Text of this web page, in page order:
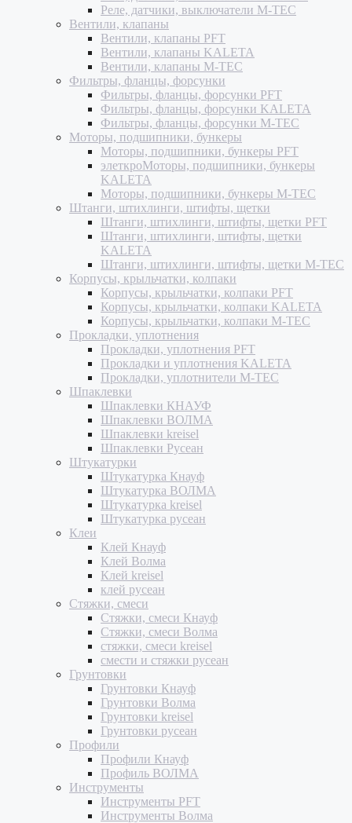
Реле, датчики, выключатели M-TEC
Вентили, клапаны
Вентили, клапаны PFT
Вентили, клапаны KALETA
Вентили, клапаны M-TEC
Фильтры, фланцы, форсунки
Фильтры, фланцы, форсунки PFT
Фильтры, фланцы, форсунки KALETA
Фильтры, фланцы, форсунки M-TEC
Моторы, подшипники, бункеры
Моторы, подшипники, бункеры PFT
элеткроМоторы, подшипники, бункеры
KALETA
Моторы, подшипники, бункеры M-TEC
Штанги, штихлинги, штифты, щетки
Штанги, штихлинги, штифты, щетки PFT
Штанги, штихлинги, штифты, щетки
KALETA
Штанги, штихлинги, штифты, щетки M-TEC
Корпусы, крыльчатки, колпаки
Корпусы, крыльчатки, колпаки PFT
Корпусы, крыльчатки, колпаки KALETA
Корпусы, крыльчатки, колпаки M-TEC
Прокладки, уплотнения
Прокладки, уплотнения PFT
Прокладки и уплотнения KALETA
Прокладки, уплотнители M-TEC
Шпаклевки
Шпаклевки КНАУФ
Шпаклевки ВОЛМА
Шпаклевки kreisel
Шпаклевки Русеан
Штукатурки
Штукатурка Кнауф
Штукатурка ВОЛМА
Штукатурка kreisel
Штукатурка русеан
Клеи
Клей Кнауф
Клей Волма
Клей kreisel
клей русеан
Стяжки, смеси
Стяжки, смеси Кнауф
Стяжки, смеси Волма
стяжки, смеси kreisel
смести и стяжки русеан
Грунтовки
Грунтовки Кнауф
Грунтовки Волма
Грунтовки kreisel
Грунтовки русеан
Профили
Профили Кнауф
Профиль ВОЛМА
Инструменты
Инструменты PFT
Инструменты Волма